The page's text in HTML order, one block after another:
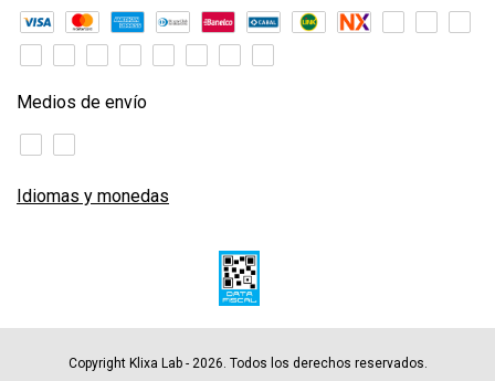
Medios de envío
Idiomas y monedas
Copyright Klixa Lab - 2026. Todos los derechos reservados.